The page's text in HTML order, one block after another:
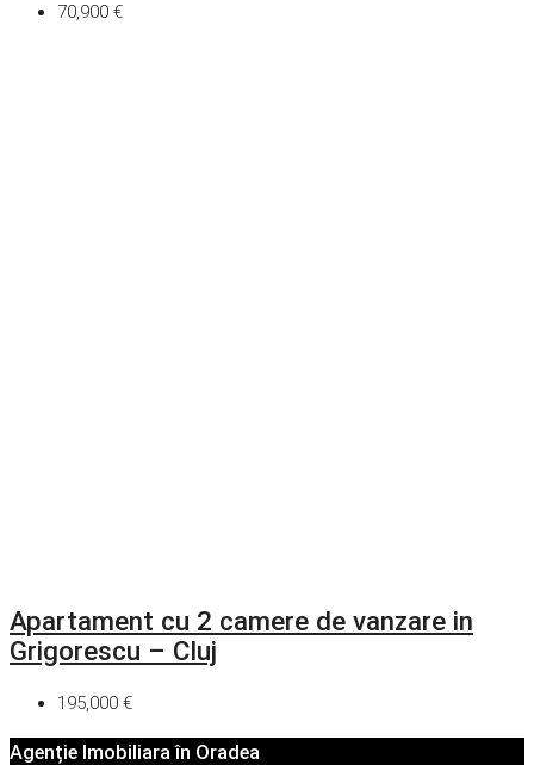
70,900 €
Apartament cu 2 camere de vanzare in
Grigorescu – Cluj
195,000 €
Agenție Imobiliara în Oradea